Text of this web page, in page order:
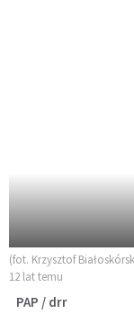
(fot. Krzysztof
12 lat temu
PAP / drr